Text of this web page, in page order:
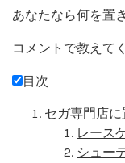
あなたなら何を置
コメントで教えて
目次
セガ専門店
レース
シュー